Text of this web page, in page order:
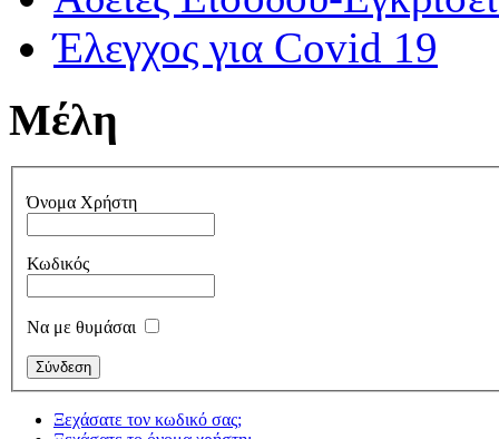
Έλεγχος για Covid 19
Μέλη
Όνομα Χρήστη
Κωδικός
Να με θυμάσαι
Ξεχάσατε τον κωδικό σας;